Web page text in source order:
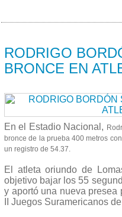
RODRIGO
BRONCE EN
En el Estadio Nacional,
bronce de la prueba 400 metros
un registro de 54.37.
El atleta oriundo de
objetivo bajar los 55
y aportó una nueva
II Juegos Suramericanos